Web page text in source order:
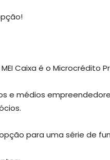
Caixa é o Microcrédito
e médios
para uma série de